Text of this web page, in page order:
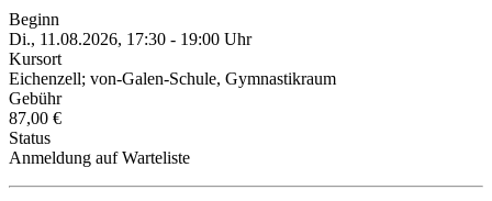
Beginn
Di., 11.08.2026, 17:30 - 19:00 Uhr
Kursort
Eichenzell; von-Galen-Schule, Gymnastikraum
Gebühr
87,00 €
Status
Anmeldung auf Warteliste